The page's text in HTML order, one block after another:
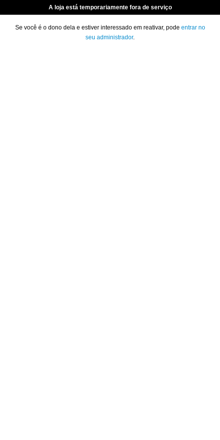
A loja está temporariamente fora de serviço
Se você é o dono dela e estiver interessado em reativar, pode entrar no
seu administrador.